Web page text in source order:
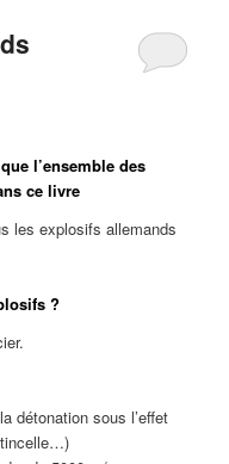
l’ensemble des
ce livre
les explosifs allemands
?
détonation sous l’effet